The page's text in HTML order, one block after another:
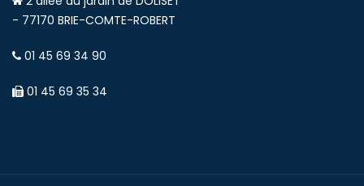
- 77170 BRIE-COMTE-ROBERT
01 45 69 34 90
01 45 69 35 34